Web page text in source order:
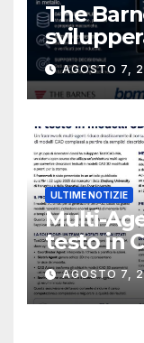
The
navale
AGOSTO 7,
ULTIME NOTIZIE
Multi-
testo in
meno
AGOSTO 7,